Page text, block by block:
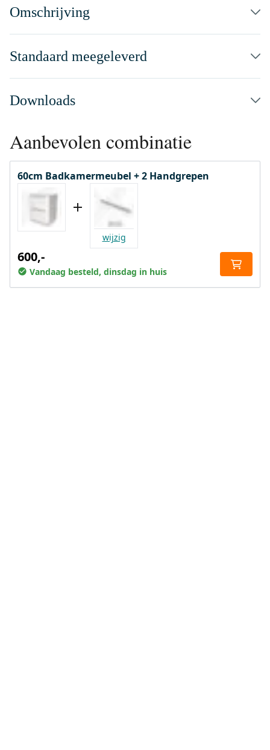
Omschrijving
Standaard meegeleverd
Downloads
Aanbevolen combinatie
60cm Badkamermeubel + 2 Handgrepen
wijzig
600,-
Vandaag besteld, dinsdag in huis